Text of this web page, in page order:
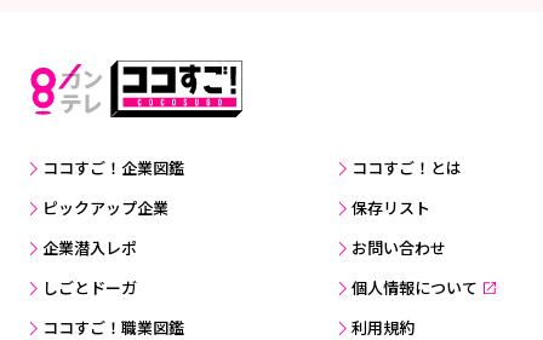
ココすご！企業図鑑
ココすご！とは
ピックアップ企業
保存リスト
企業潜入レポ
お問い合わせ
しごとドーガ
個人情報について
ココすご！職業図鑑
利用規約